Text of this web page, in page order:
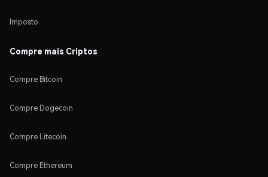
Imposto
Compre mais Criptos
Compre Bitcoin
Compre Dogecoin
Compre Litecoin
Compre Ethereum